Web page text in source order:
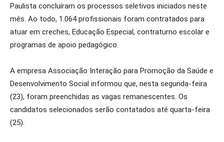
Paulista concluíram os processos seletivos iniciados neste
mês. Ao todo, 1.064 profissionais foram contratados para
atuar em creches, Educação Especial, contraturno escolar e
programas de apoio pedagógico.
A empresa Associação Interação para Promoção da Saúde e
Desenvolvimento Social informou que, nesta segunda-feira
(23), foram preenchidas as vagas remanescentes. Os
candidatos selecionados serão contatados até quarta-feira
(25).